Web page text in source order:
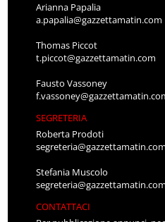
Arianna Papalia
a.papalia@gazzettamatin.com
Thomas Piccot
t.piccot@gazzettamatin.com
Fausto Vassoney
SEGRETERIA
Roberta Prodoti
segreteria@gazzettamatin.com
Stefania Muscolo
segreteria@gazzettamatin.com
CONTATTACI